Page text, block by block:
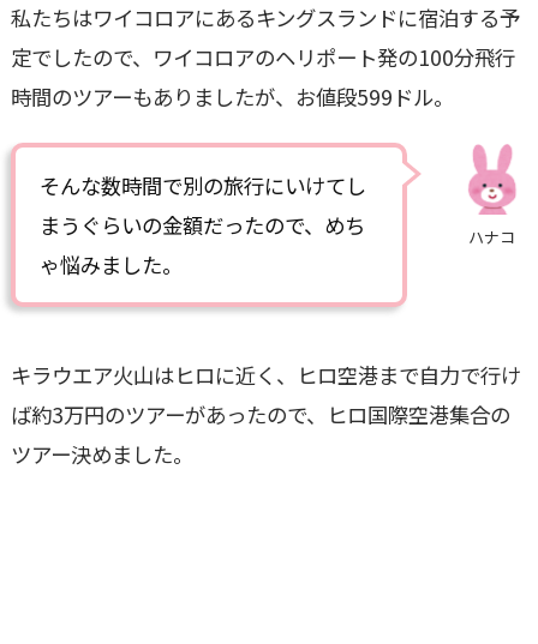
私たちはワイコロアにあるキングスランドに宿泊する予
定でしたので、ワイコロアのヘリポート発の100分飛行
時間のツアーもありましたが、お値段599ドル。
ハナコ
そんな数時間で別の旅行にいけてし
まうぐらいの金額だったので、めち
ゃ悩みました。
キラウエア火山はヒロに近く、ヒロ空港まで自力で行け
ば約3万円のツアーがあったので、ヒロ国際空港集合の
ツアー決めました。